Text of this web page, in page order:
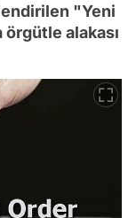
"Yeni
alakası